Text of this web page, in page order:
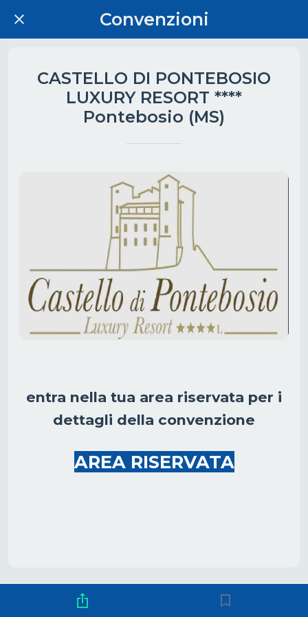
Convenzioni
CASTELLO DI PONTEBOSIO
LUXURY RESORT ****
Pontebosio (MS)
entra nella tua area riservata per i
dettagli della convenzione
AREA RISERVATA